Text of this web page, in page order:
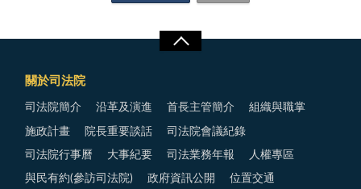
關於司法院
司法院簡介 沿革及演進 首長主管簡介 組織與職掌
施政計畫 院長重要談話 司法院會議紀錄
司法院行事曆 大事紀要 司法業務年報 人權專區
與民有約(參訪司法院) 政府資訊公開 位置交通